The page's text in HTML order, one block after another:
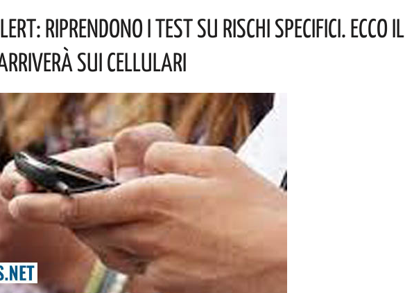
IL RICORDO DEL SACRIFICIO DEI LUCANI 70 ANNI DOPO: QUESTO L’OMAGGIO
ALDO MATTIA PER FARE IL PUNTO SU QUESTE EMERGENZE E OPPORTUNITÀ STRATEGICHE CHE INTERESSANO IL TERRITORIO LUCANO. I DETTAGLI
Riprendono I Test Su Rischi Specifici. Ecco Il
Arriverà Sui Cellulari